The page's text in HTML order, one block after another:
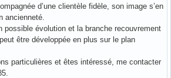
d’une clientèle fidèle, son image s’en
ancienneté.
possible évolution et la branche recouvrement
être développée en plus sur le plan
particulières et êtes intéressé, me contacter